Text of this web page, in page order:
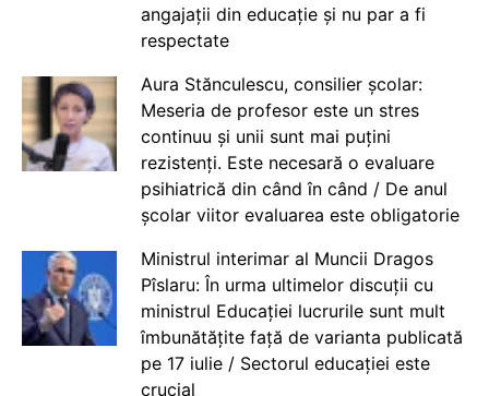
angajații din educație și nu par a fi
respectate
Aura Stănculescu, consilier școlar:
Meseria de profesor este un stres
continuu și unii sunt mai puțini
rezistenți. Este necesară o evaluare
psihiatrică din când în când / De anul
școlar viitor evaluarea este obligatorie
Ministrul interimar al Muncii Dragos
Pîslaru: În urma ultimelor discuții cu
ministrul Educației lucrurile sunt mult
îmbunătățite față de varianta publicată
pe 17 iulie / Sectorul educației este
crucial